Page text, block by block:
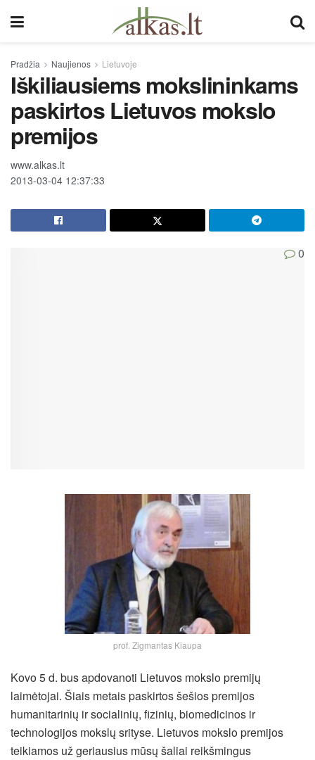
Pradžia Naujienos Lietuvoje
Iškiliausiems mokslininkams
paskirtos Lietuvos mokslo
premijos
www.alkas.lt
2013-03-04 12:37:33
0
prof. Zigmantas Kiaupa
Kovo 5 d. bus apdovanoti Lietuvos mokslo premijų
laimėtojai. Šiais metais paskirtos šešios premijos
humanitarinių ir socialinių, fizinių, biomedicinos ir
technologijos mokslų srityse. Lietuvos mokslo premijos
teikiamos už geriausius mūsų šaliai reikšmingus